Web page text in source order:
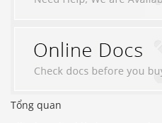
Tổng quan